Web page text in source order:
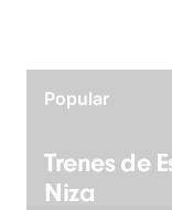
Popular
Trenes de
Niza